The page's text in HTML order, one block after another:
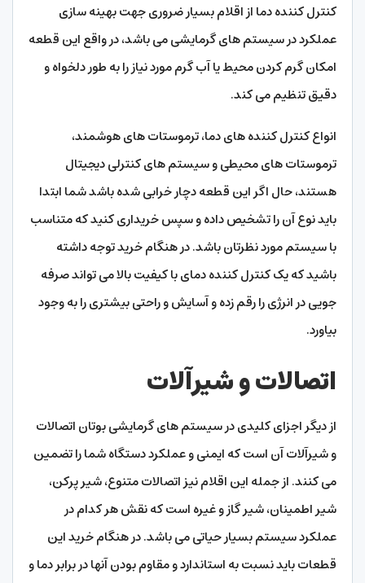
کنترل کننده دما از اقلام بسیار ضروری جهت بهینه‌ سازی
عملکرد در سیستم‌ های گرمایشی می‌ باشد، در واقع این قطعه
امکان گرم کردن محیط یا آب گرم مورد نیاز را به طور دلخواه و
دقیق تنظیم می‌ کند.
انواع کنترل کننده‌ های دما، ترموستات‌ های هوشمند،
ترموستات‌ های محیطی و سیستم‌ های کنترلی دیجیتال
هستند، حال اگر این قطعه دچار خرابی شده باشد شما ابتدا
باید نوع آن را تشخیص داده و سپس خریداری کنید که متناسب
با سیستم مورد نظرتان باشد. در هنگام خرید توجه داشته
باشید که یک کنترل کننده دمای با کیفیت بالا می‌ تواند صرفه‌
جویی در انرژی را رقم زده و آسایش و راحتی بیشتری را به وجود
بیاورد.
اتصالات و شیرآلات
از دیگر اجزای کلیدی در سیستم‌ های گرمایشی بوتان اتصالات
و شیرآلات آن است که ایمنی و عملکرد دستگاه شما را تضمین
می‌ کنند. از جمله این اقلام نیز اتصالات متنوع، شیر پرکن،
شیر اطمینان، شیر گاز و غیره است که نقش هر کدام در
عملکرد سیستم بسیار حیاتی می‌ باشد. در هنگام خرید این
قطعات باید نسبت به استاندارد و مقاوم بودن آنها در برابر دما و